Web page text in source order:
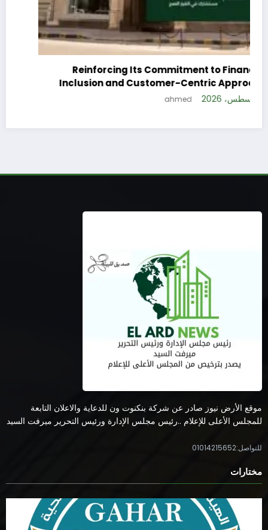
Reinforcing Its Commitment to Financial
Inclusion and Customer-Centric Approach
4 أغسطس، 2026 ahmed
موقع الأرض نيوز صادر عن شركة بنكنوت ون للدعاية والاعلان التابعة
للمجلس الأعلى للإعلام ..رئيس مجلس الإدارة ورئيس التحرير ميرفت السيد
للتواصل:01014215652
مختارات